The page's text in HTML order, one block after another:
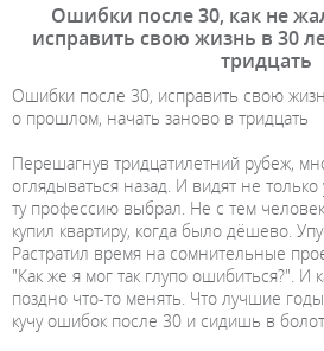
Ошибки после 30, как не
исправить свою жизнь в 30
тридцать
Ошибки после 30, исправить свою
о прошлом, начать заново в тридцать
Перешагнув тридцатилетний рубеж,
оглядываться назад. И видят не
ту профессию выбрал. Не с тем
купил квартиру, когда было дёшево.
Растратил время на сомнительные
"Как же я мог так глупо ошибиться?". И
поздно что-то менять. Что лучшие
кучу ошибок после 30 и сидишь в